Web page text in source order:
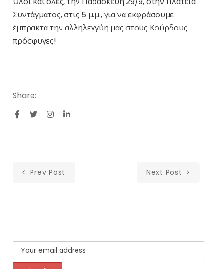
Συντάγματος, στις 5 μ.μ., για να εκφράσουμε
έμπρακτα την αλληλεγγύη μας στους Κούρδους
πρόσφυγες!
Share:
Prev Post Next Post